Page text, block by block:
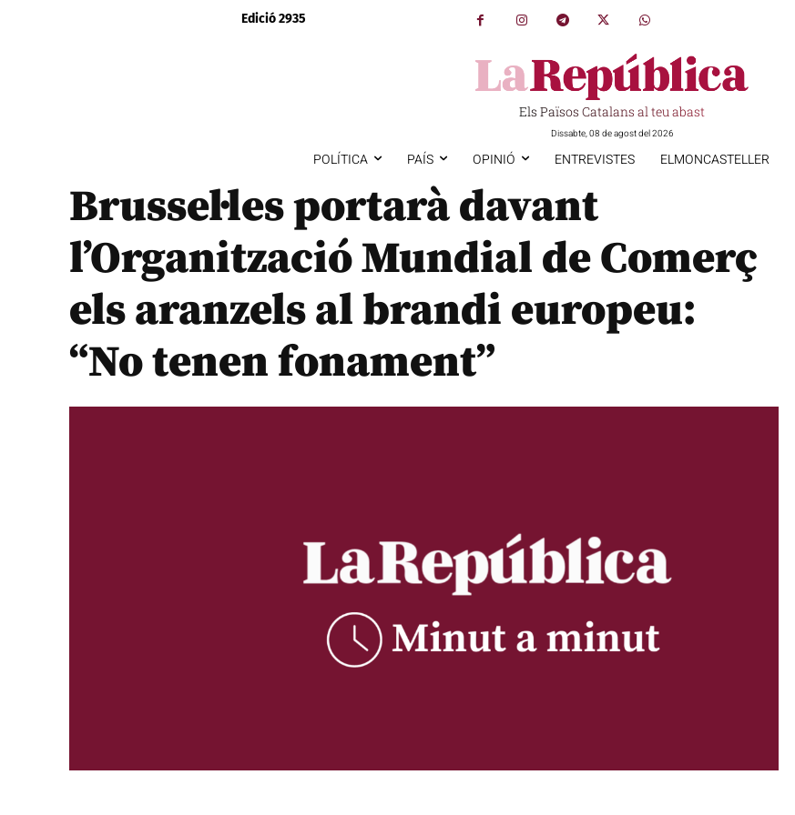
Edició 2935
Els Països Catalans al teu abast
Dissabte, 08 de agost del 2026
POLÍTICA PAÍS OPINIÓ ENTREVISTES ELMONCASTELLER
Brussel·les portarà davant
l’Organització Mundial de Comerç
els aranzels al brandi europeu:
“No tenen fonament”